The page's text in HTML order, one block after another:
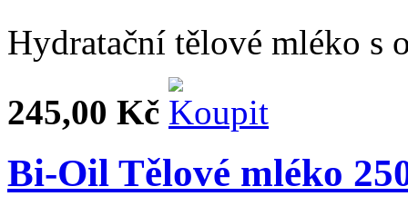
Hydratační tělové mléko s
245,00 Kč
Bi-Oil Tělové mléko